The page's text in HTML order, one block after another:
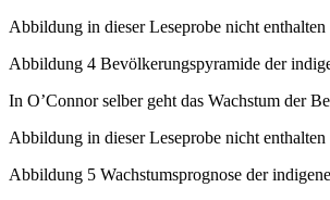
Abbildung in dieser Leseprobe nicht enthalten
Abbildung 4 Bevölkerungspyramide der
In O’Connor selber geht das Wachstum der
Abbildung in dieser Leseprobe nicht enthalten
Abbildung 5 Wachstumsprognose der